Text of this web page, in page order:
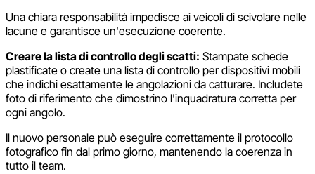
Una chiara responsabilità impedisce ai veicoli di scivolare nelle
lacune e garantisce un'esecuzione coerente.
Creare la lista di controllo degli scatti: Stampate schede
plastificate o create una lista di controllo per dispositivi mobili
che indichi esattamente le angolazioni da catturare. Includete
foto di riferimento che dimostrino l'inquadratura corretta per
ogni angolo.
Il nuovo personale può eseguire correttamente il protocollo
fotografico fin dal primo giorno, mantenendo la coerenza in
tutto il team.